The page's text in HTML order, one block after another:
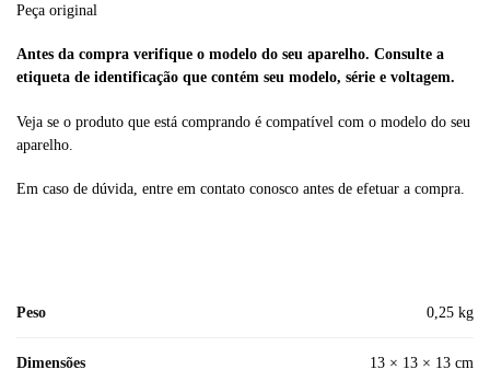
Peça original
Antes da compra verifique o modelo do seu aparelho. Consulte a
etiqueta de identificação que contém seu modelo, série e voltagem.
Veja se o produto que está comprando é compatível com o modelo do seu
aparelho.
Em caso de dúvida, entre em contato conosco antes de efetuar a compra.
Peso 0,25 kg
Dimensões 13 × 13 × 13 cm